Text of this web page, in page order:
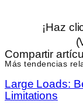
¡Haz
Compartir
Más tendencias
Large Loads:
Limitations